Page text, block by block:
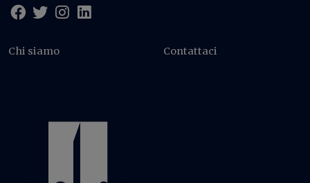
Chi siamo Contattaci